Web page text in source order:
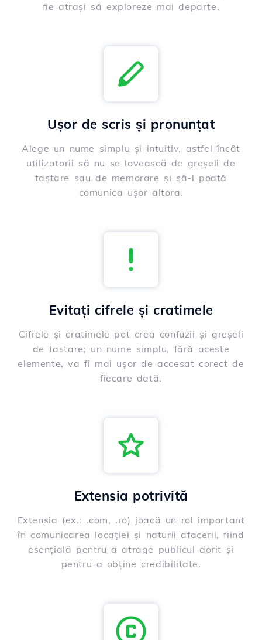
fie atrași să exploreze mai departe.
Ușor de scris și pronunțat
Alege un nume simplu și intuitiv, astfel încât
utilizatorii să nu se lovească de greșeli de
tastare sau de memorare și să-l poată
comunica ușor altora.
Evitați cifrele și cratimele
Cifrele și cratimele pot crea confuzii și greșeli
de tastare; un nume simplu, fără aceste
elemente, va fi mai ușor de accesat corect de
fiecare dată.
Extensia potrivită
Extensia (ex.: .com, .ro) joacă un rol important
în comunicarea locației și naturii afacerii, fiind
esențială pentru a atrage publicul dorit și
pentru a obține credibilitate.